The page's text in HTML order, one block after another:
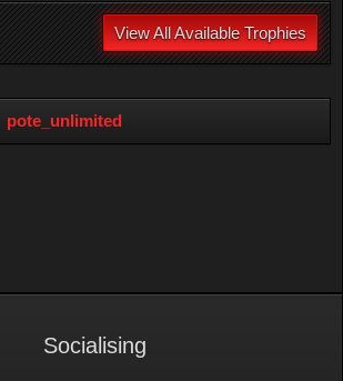
View All Available Trophies
pote_unlimited
Socialising